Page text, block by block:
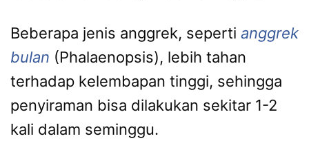
Beberapa jenis anggrek, seperti anggrek
bulan (Phalaenopsis), lebih tahan
terhadap kelembapan tinggi, sehingga
penyiraman bisa dilakukan sekitar 1-2
kali dalam seminggu.